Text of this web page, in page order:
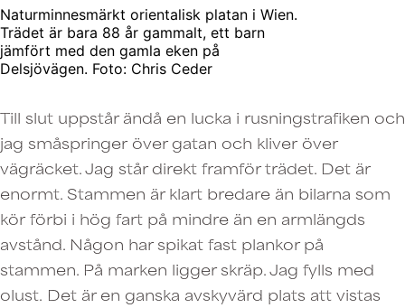
Naturminnesmärkt orientalisk platan i Wien.
Trädet är bara 88 år gammalt, ett barn
jämfört med den gamla eken på
Delsjövägen. Foto: Chris Ceder
Till slut uppstår ändå en lucka i rusningstrafiken och
jag småspringer över gatan och kliver över
vägräcket. Jag står direkt framför trädet. Det är
enormt. Stammen är klart bredare än bilarna som
kör förbi i hög fart på mindre än en armlängds
avstånd. Någon har spikat fast plankor på
stammen. På marken ligger skräp. Jag fylls med
olust. Det är en ganska avskyvärd plats att vistas